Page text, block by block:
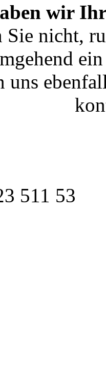
wir Ihr
Sie nicht,
uns
511 53